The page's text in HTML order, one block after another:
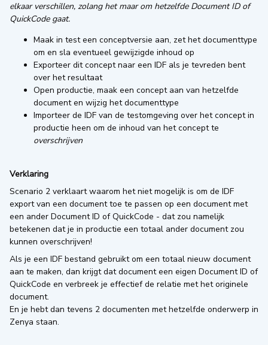
elkaar verschillen, zolang het maar om hetzelfde Document ID of
QuickCode gaat.
Maak in test een conceptversie aan, zet het documenttype
om en sla eventueel gewijzigde inhoud op
Exporteer dit concept naar een IDF als je tevreden bent
over het resultaat
Open productie, maak een concept aan van hetzelfde
document en wijzig het documenttype
Importeer de IDF van de testomgeving over het concept in
productie heen om de inhoud van het concept te
overschrijven
Verklaring
Scenario 2 verklaart waarom het niet mogelijk is om de IDF
export van een document toe te passen op een document met
een ander Document ID of QuickCode - dat zou namelijk
betekenen dat je in productie een totaal ander document zou
kunnen overschrijven!
Als je een IDF bestand gebruikt om een totaal nieuw document
aan te maken, dan krijgt dat document een eigen Document ID of
QuickCode en verbreek je effectief de relatie met het originele
document.
En je hebt dan tevens 2 documenten met hetzelfde onderwerp in
Zenya staan.